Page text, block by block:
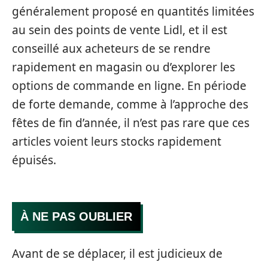
généralement proposé en quantités limitées
au sein des points de vente Lidl, et il est
conseillé aux acheteurs de se rendre
rapidement en magasin ou d’explorer les
options de commande en ligne. En période
de forte demande, comme à l’approche des
fêtes de fin d’année, il n’est pas rare que ces
articles voient leurs stocks rapidement
épuisés.
À NE PAS OUBLIER
Avant de se déplacer, il est judicieux de